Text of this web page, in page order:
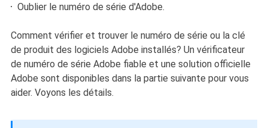
Oublier le numéro de série d'Adobe.
Comment vérifier et trouver le numéro de série ou la clé
de produit des logiciels Adobe installés? Un vérificateur
de numéro de série Adobe fiable et une solution officielle
Adobe sont disponibles dans la partie suivante pour vous
aider. Voyons les détails.